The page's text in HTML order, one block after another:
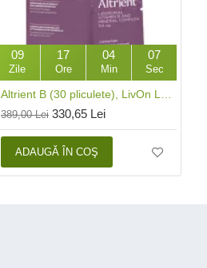
09
Zile
17
Ore
04
Min
06
Sec
389,00 Lei 330,65 Lei
ADAUGĂ ÎN COŞ